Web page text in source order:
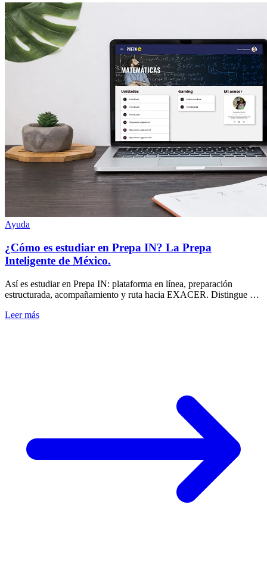
Ayuda
¿Cómo es estudiar en Prepa IN? La Prepa
Inteligente de México.
Así es estudiar en Prepa IN: plataforma en línea, preparación
estructurada, acompañamiento y ruta hacia EXACER. Distingue el
Leer más